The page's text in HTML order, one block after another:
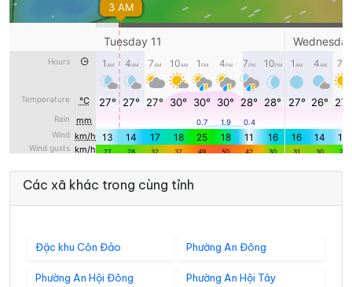
Các xã khác trong cùng tỉnh
Đặc khu Côn Đảo Phường An Đông
Phường An Hội Đông Phường An Hội Tây